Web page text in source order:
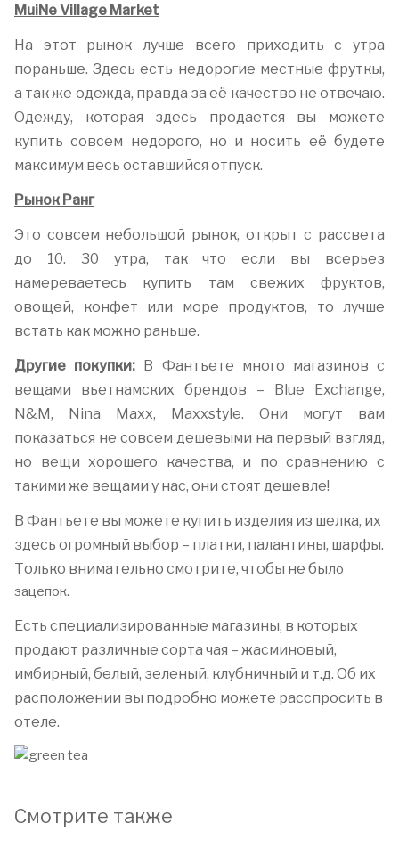
MuiNe Village Market
На этот рынок лучше всего приходить с утра
пораньше. Здесь есть недорогие местные фруткы,
а так же одежда, правда за её качество не отвечаю.
Одежду, которая здесь продается вы можете
купить совсем недорого, но и носить её будете
максимум весь оставшийся отпуск.
Рынок Ранг
Это совсем небольшой рынок, открыт с рассвета
до 10. 30 утра, так что если вы всерьез
намереваетесь купить там свежих фруктов,
овощей, конфет или море продуктов, то лучше
встать как можно раньше.
Другие покупки: В Фантьете много магазинов с
вещами вьетнамских брендов – Blue Exchange,
N&M, Nina Maxx, Maxxstyle. Они могут вам
показаться не совсем дешевыми на первый взгляд,
но вещи хорошего качества, и по сравнению с
такими же вещами у нас, они стоят дешевле!
В Фантьете вы можете купить изделия из шелка, их
здесь огромный выбор – платки, палантины, шарфы.
Только внимательно смотрите, чтобы не было
зацепок.
Есть специализированные магазины, в которых
продают различные сорта чая – жасминовый,
имбирный, белый, зеленый, клубничный и т.д. Об их
расположении вы подробно можете расспросить в
отеле.
Смотрите также